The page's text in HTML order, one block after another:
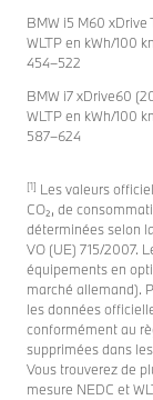
BMW i5 M60 xDrive
WLTP en kWh/100
454–522
BMW i7 xDrive60
WLTP en kWh/100
587–624
[1] Les valeurs
CO₂, de
déterminées selon
VO (UE) 715/2007.
équipements en
marché allemand).
les données
conformément au
supprimées dans
Vous trouverez de
mesure NEDC et